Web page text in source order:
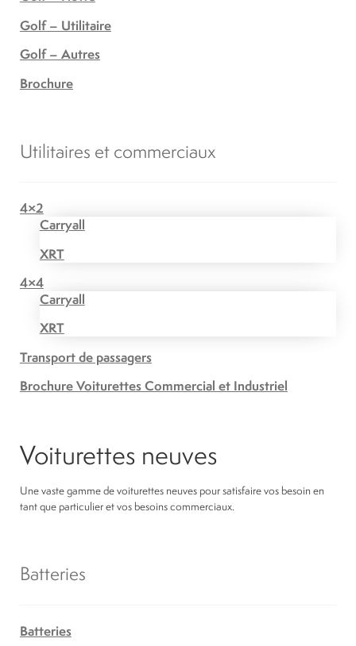
Golf – Utilitaire
Golf – Autres
Brochure
Utilitaires et commerciaux
4×2
Carryall
XRT
4×4
Carryall
XRT
Transport de passagers
Brochure Voiturettes Commercial et Industriel
Voiturettes neuves
Une vaste gamme de voiturettes neuves pour satisfaire vos besoin en
tant que particulier et vos besoins commerciaux.
Batteries
Batteries